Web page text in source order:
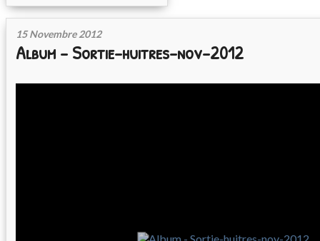
15 Novembre 2012
Album - Sortie-huitres-nov-2012